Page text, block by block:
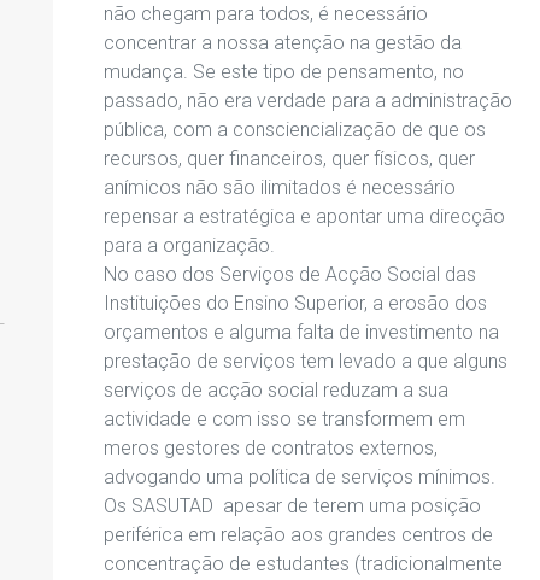
não chegam para todos, é necessário
concentrar a nossa atenção na gestão da
mudança. Se este tipo de pensamento, no
passado, não era verdade para a administração
pública, com a consciencialização de que os
recursos, quer financeiros, quer físicos, quer
anímicos não são ilimitados é necessário
repensar a estratégica e apontar uma direcção
para a organização.
No caso dos Serviços de Acção Social das
Instituições do Ensino Superior, a erosão dos
orçamentos e alguma falta de investimento na
prestação de serviços tem levado a que alguns
serviços de acção social reduzam a sua
actividade e com isso se transformem em
meros gestores de contratos externos,
advogando uma política de serviços mínimos.
Os SASUTAD apesar de terem uma posição
periférica em relação aos grandes centros de
concentração de estudantes (tradicionalmente